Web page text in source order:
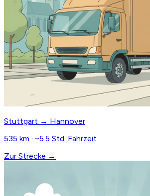
Stuttgart → Hannover
535 km · ~5.5 Std. Fahrzeit
Zur Strecke →